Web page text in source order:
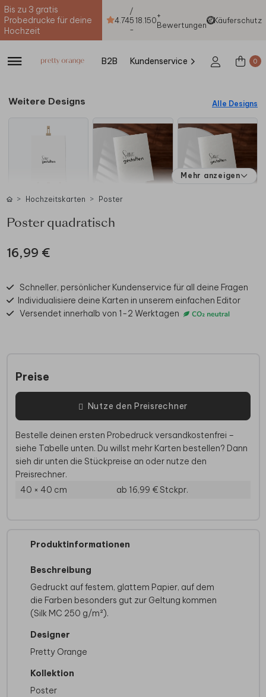
Bis zu 3 gratis
Probedrucke für deine
Hochzeit
4.74
/
5
-
18.150+
Bewertungen
Käuferschutz
B2B Kundenservice 0
Weitere Designs Alle Designs
Mehr anzeigen
Hochzeitskarten Poster
Poster quadratisch
16,99 €
Schneller, persönlicher Kundenservice für all deine Fragen
Individualisiere deine Karten in unserem einfachen Editor
Versendet innerhalb von 1-2 Werktagen
Preise
Nutze den Preisrechner
Bestelle deinen ersten Probedruck versandkostenfrei –
siehe Tabelle unten. Du willst mehr Karten bestellen? Dann
sieh dir unten die Stückpreise an oder nutze den
Preisrechner.
40 × 40 cm
ab 16,99 €Stckpr.
Produktinformationen
Beschreibung
Gedruckt auf festem, glattem Papier, auf dem
die Farben besonders gut zur Geltung kommen
(Silk MC 250 g/m²).
Designer
Pretty Orange
Kollektion
Poster